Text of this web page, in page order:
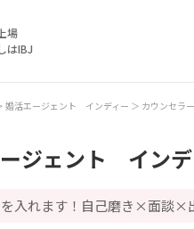
場
はIBJ
婚活エージェント インディー カウンセラ
ジェント イン
入れます！自己磨き×面談×